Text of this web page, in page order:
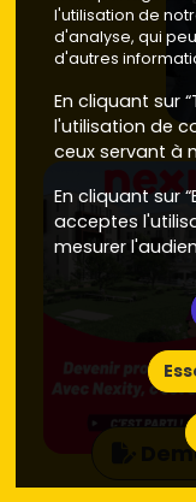
l'utilisation de
d'analyse, qui
d'autres
En cliquant sur
l'utilisation de
ceux servant à
En cliquant sur
acceptes
mesurer